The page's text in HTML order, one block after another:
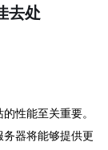
去处
性能至关重要。
器将能够提供更